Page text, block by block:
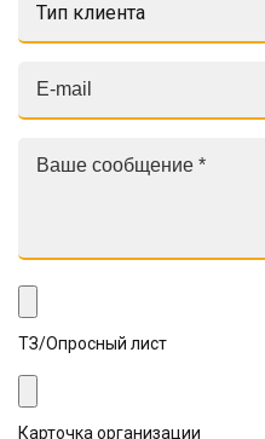
Тип клиента
ТЗ/Опросный лист
Карточка организации